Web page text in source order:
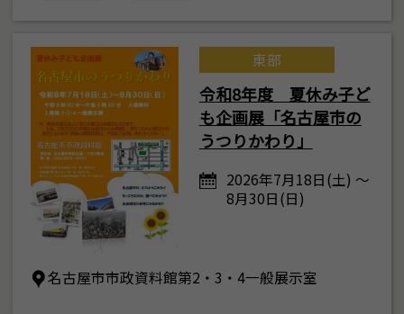
東部
令和8年度 夏休み子ど
も企画展「名古屋市の
うつりかわり」
2026年7月18日(土) ～
8月30日(日)
名古屋市市政資料館第2・3・4一般展示室